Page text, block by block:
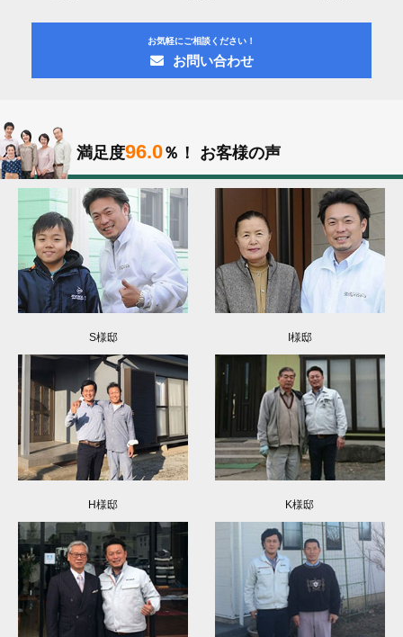
お気軽にご相談ください！
お問い合わせ
満足度96.0％！ お客様の声
S様邸 I様邸
H様邸 K様邸